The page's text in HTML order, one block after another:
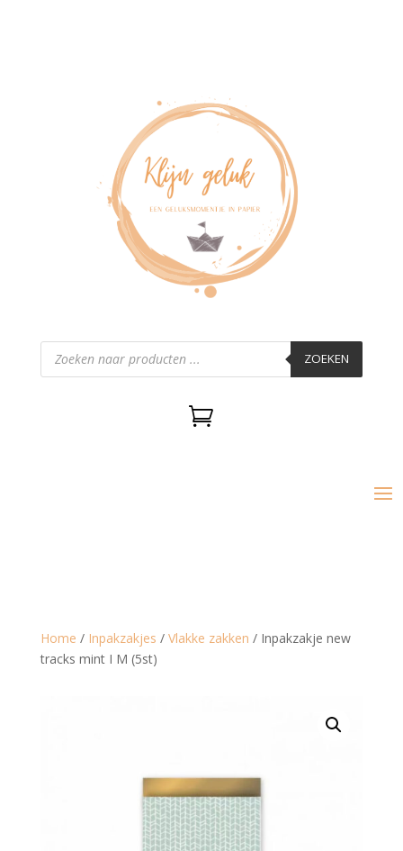
Producten
zoeken ZOEKEN

Home / Inpakzakjes / Vlakke zakken / Inpakzakje new
tracks mint I M (5st)